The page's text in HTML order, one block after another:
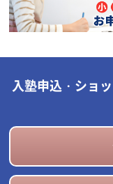
入塾申込・ショ